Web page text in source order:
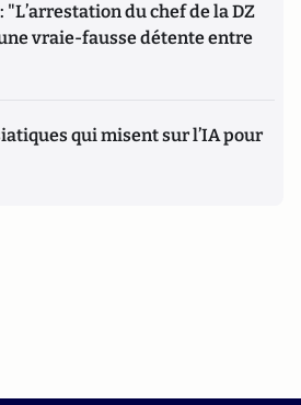
du chef de la DZ
vraie-fausse détente entre
qui misent sur l’IA pour